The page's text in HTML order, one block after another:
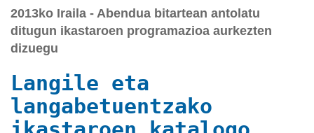
2013ko Iraila - Abendua bitartean antolatu
ditugun ikastaroen programazioa aurkezten
dizuegu
Langile eta
langabetuentzako